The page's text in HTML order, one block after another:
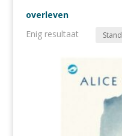
overleven
Enig resultaat